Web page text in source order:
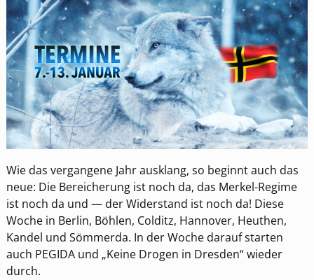
Wie das vergangene Jahr ausklang, so beginnt auch das
neue: Die Bereicherung ist noch da, das Merkel-Regime
ist noch da und — der Widerstand ist noch da! Diese
Woche in Berlin, Böhlen, Colditz, Hannover, Heuthen,
Kandel und Sömmerda. In der Woche darauf starten
auch PEGIDA und „Keine Drogen in Dresden“ wieder
durch.